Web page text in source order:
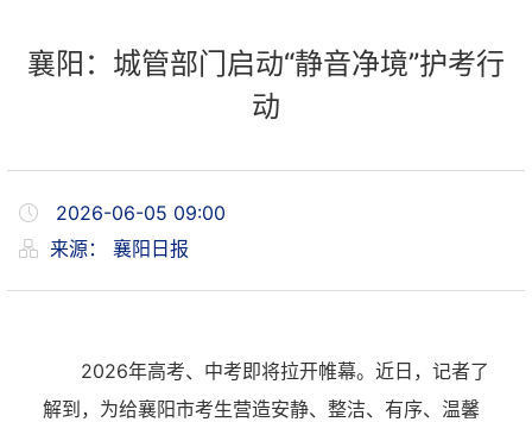
襄阳：城管部门启动“静音净境”护考行
动
2026-06-05 09:00
来源： 襄阳日报
2026年高考、中考即将拉开帷幕。近日，记者了
解到，为给襄阳市考生营造安静、整洁、有序、温馨